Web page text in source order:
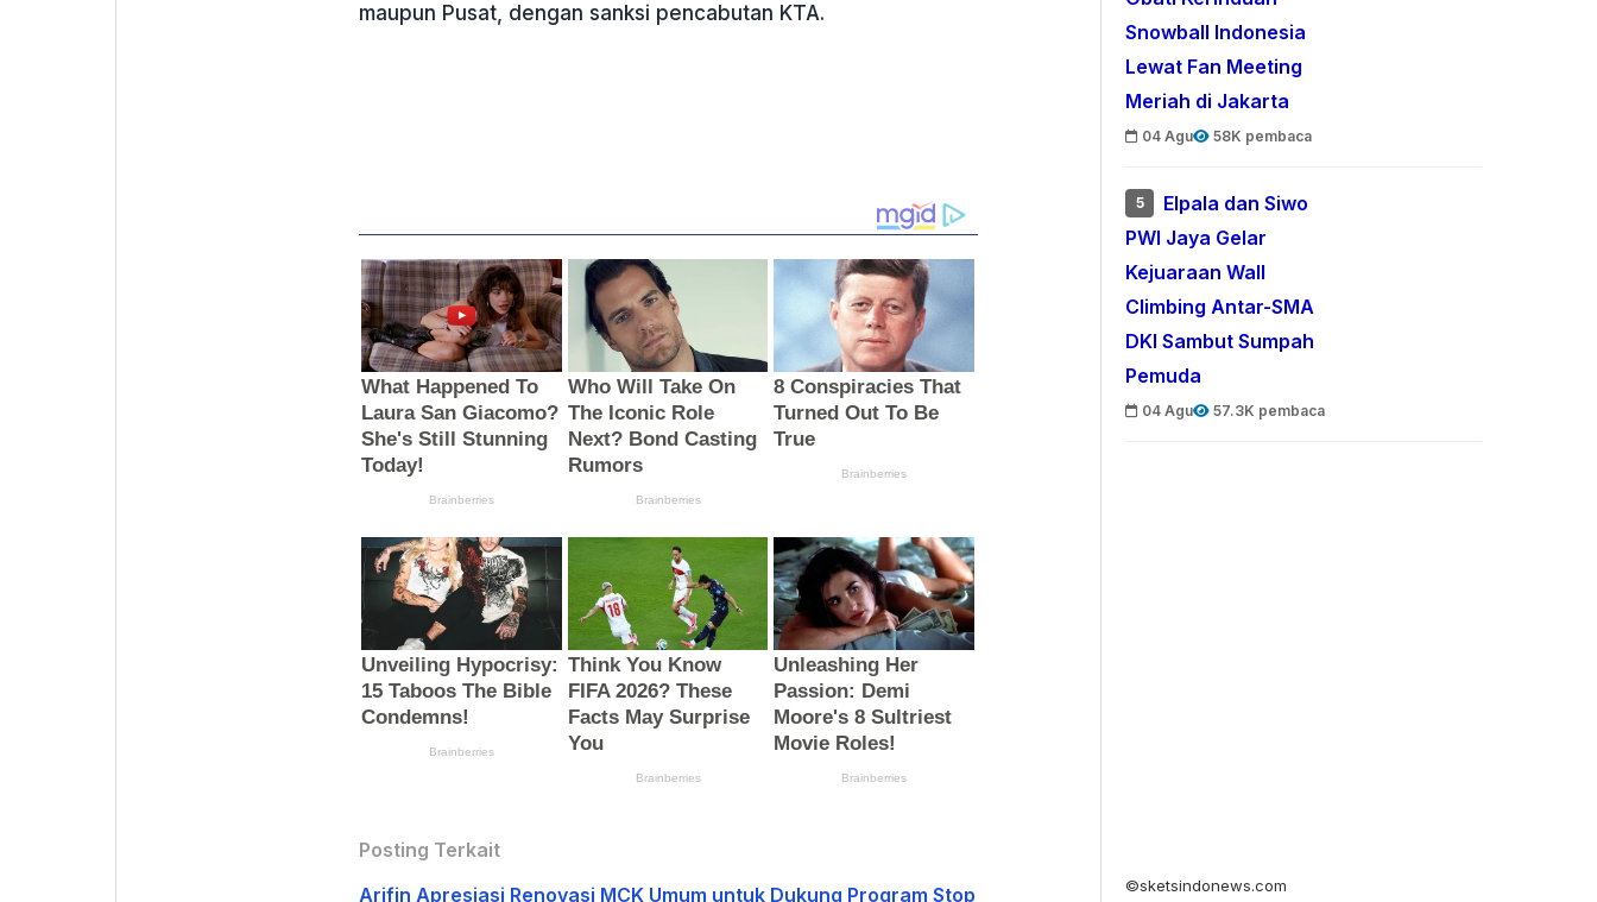
maupun Pusat, dengan sanksi pencabutan KTA.
Posting Terkait
Arifin Apresiasi Renovasi MCK Umum untuk Dukung Program Stop
Snowball Indonesia
Lewat Fan Meeting
Meriah di Jakarta
04 Agu 58K pembaca
5
Elpala dan Siwo
PWI Jaya Gelar
Kejuaraan Wall
Climbing Antar-SMA
DKI Sambut Sumpah
Pemuda
04 Agu 57.3K pembaca
©sketsindonews.com